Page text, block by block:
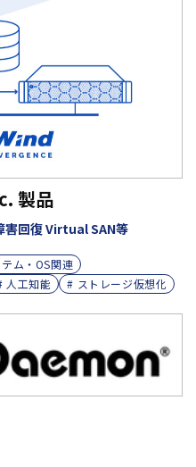
製品
害回復 Virtual SAN等
ム・OS関連
人工知能
# ストレージ仮想化